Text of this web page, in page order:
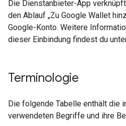
Die Dienstanbieter-App
den Ablauf „Zu Google Wallet
Google-Konto. Weitere
dieser Einbindung findest du
Terminologie
Die folgende Tabelle enthält die
verwendeten Begriffe und ihre